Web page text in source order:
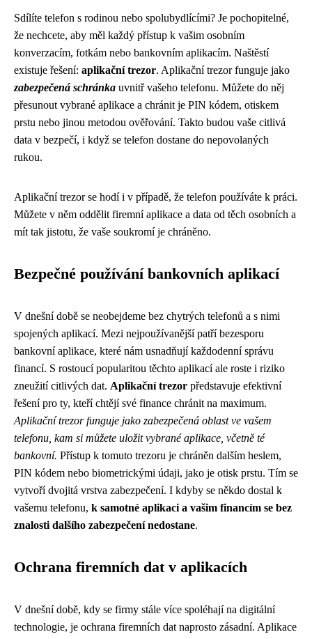
Sdílíte telefon s rodinou nebo spolubydlícími? Je pochopitelné,
že nechcete, aby měl každý přístup k vašim osobním
konverzacím, fotkám nebo bankovním aplikacím. Naštěstí
existuje řešení: aplikační trezor. Aplikační trezor funguje jako
zabezpečená schránka uvnitř vašeho telefonu. Můžete do něj
přesunout vybrané aplikace a chránit je PIN kódem, otiskem
prstu nebo jinou metodou ověřování. Takto budou vaše citlivá
data v bezpečí, i když se telefon dostane do nepovolaných
rukou.
Aplikační trezor se hodí i v případě, že telefon používáte k práci.
Můžete v něm oddělit firemní aplikace a data od těch osobních a
mít tak jistotu, že vaše soukromí je chráněno.
Bezpečné používání bankovních aplikací
V dnešní době se neobejdeme bez chytrých telefonů a s nimi
spojených aplikací. Mezi nejpoužívanější patří bezesporu
bankovní aplikace, které nám usnadňují každodenní správu
financí. S rostoucí popularitou těchto aplikací ale roste i riziko
zneužití citlivých dat. Aplikační trezor představuje efektivní
řešení pro ty, kteří chtějí své finance chránit na maximum.
Aplikační trezor funguje jako zabezpečená oblast ve vašem
telefonu, kam si můžete uložit vybrané aplikace, včetně té
bankovní. Přístup k tomuto trezoru je chráněn dalším heslem,
PIN kódem nebo biometrickými údaji, jako je otisk prstu. Tím se
vytvoří dvojitá vrstva zabezpečení. I kdyby se někdo dostal k
vašemu telefonu, k samotné aplikaci a vašim financím se bez
znalosti dalšího zabezpečení nedostane.
Ochrana firemních dat v aplikacích
V dnešní době, kdy se firmy stále více spoléhají na digitální
technologie, je ochrana firemních dat naprosto zásadní. Aplikace